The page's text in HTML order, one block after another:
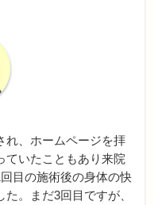
れ、ホームページを拝
ていたこともあり来院
目の施術後の身体の快
。まだ3回目ですが、